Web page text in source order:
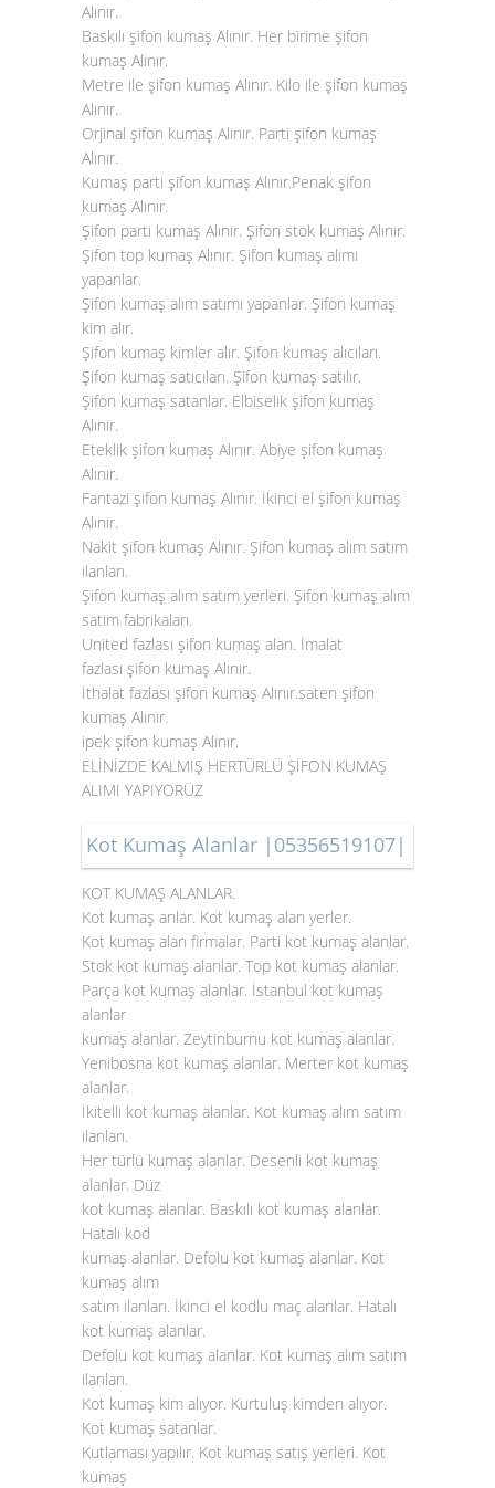
Alınır.
Baskılı şifon kumaş Alınır. Her birime şifon
kumaş Alınır.
Metre ile şifon kumaş Alınır. Kilo ile şifon kumaş
Alınır.
Orjinal şifon kumaş Alınır. Parti şifon kumaş
Alınır.
Kumaş parti şifon kumaş Alınır.Penak şifon
kumaş Alınır.
Şifon parti kumaş Alınır. Şifon stok kumaş Alınır.
Şifon top kumaş Alınır. Şifon kumaş alımı
yapanlar.
Şifon kumaş alım satımı yapanlar. Şifon kumaş
kim alır.
Şifon kumaş kimler alır. Şifon kumaş alıcıları.
Şifon kumaş satıcıları. Şifon kumaş satılır.
Şifon kumaş satanlar. Elbiselik şifon kumaş
Alınır.
Eteklik şifon kumaş Alınır. Abiye şifon kumaş
Alınır.
Fantazi şifon kumaş Alınır. İkinci el şifon kumaş
Alınır.
Nakit şifon kumaş Alınır. Şifon kumaş alım satım
ilanları.
Şifon kumaş alım satım yerleri. Şifon kumaş alım
satım fabrikaları.
United fazlası şifon kumaş alan. İmalat
fazlası şifon kumaş Alınır.
İthalat fazlası şifon kumaş Alınır.saten şifon
kumaş Alınır.
ipek şifon kumaş Alınır.
ELİNİZDE KALMIŞ HERTÜRLÜ ŞİFON KUMAŞ
ALIMI YAPIYORÜZ
Kot Kumaş Alanlar |05356519107|
KOT KUMAŞ ALANLAR.
Kot kumaş anlar. Kot kumaş alan yerler.
Kot kumaş alan firmalar. Parti kot kumaş alanlar.
Stok kot kumaş alanlar. Top kot kumaş alanlar.
Parça kot kumaş alanlar. İstanbul kot kumaş
alanlar
kumaş alanlar. Zeytinburnu kot kumaş alanlar.
Yenibosna kot kumaş alanlar. Merter kot kumaş
alanlar.
İkitelli kot kumaş alanlar. Kot kumaş alım satım
ilanları.
Her türlü kumaş alanlar. Desenli kot kumaş
alanlar. Düz
kot kumaş alanlar. Baskılı kot kumaş alanlar.
Hatalı kod
kumaş alanlar. Defolu kot kumaş alanlar. Kot
kumaş alım
satım ilanları. İkinci el kodlu maç alanlar. Hatalı
kot kumaş alanlar.
Defolu kot kumaş alanlar. Kot kumaş alım satım
ilanları.
Kot kumaş kim alıyor. Kurtuluş kimden alıyor.
Kot kumaş satanlar.
Kutlaması yapılır. Kot kumaş satış yerleri. Kot
kumaş